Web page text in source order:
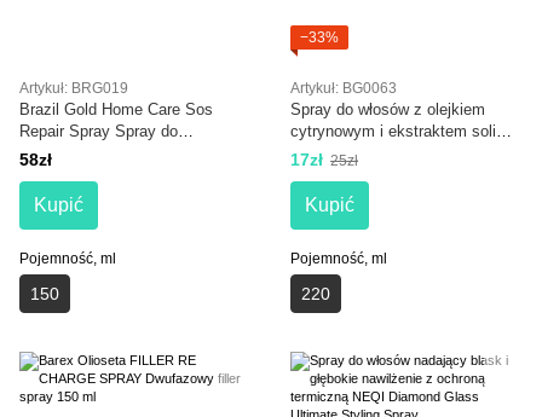
Artykuł: BRG019
Brazil Gold Home Care Sos
Repair Spray Spray do
natychmiastowej regeneracji
58zł
Kupić
Pojemność, ml
150
−33%
Artykuł: BG0063
Spray do włosów z olejkiem
cytrynowym i ekstraktem soli
morskiej Bogenia Lemon Oil Sea
17zł 25zł
Kupić
Pojemność, ml
220